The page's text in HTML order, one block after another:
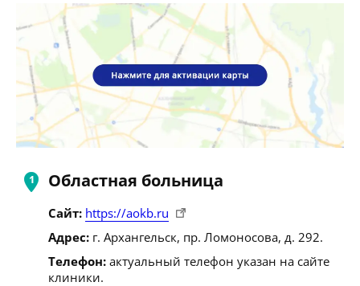
Областная больница
Сайт: https://aokb.ru
Адрес: г. Архангельск, пр. Ломоносова, д. 292.
Телефон: актуальный телефон указан на сайте
клиники.